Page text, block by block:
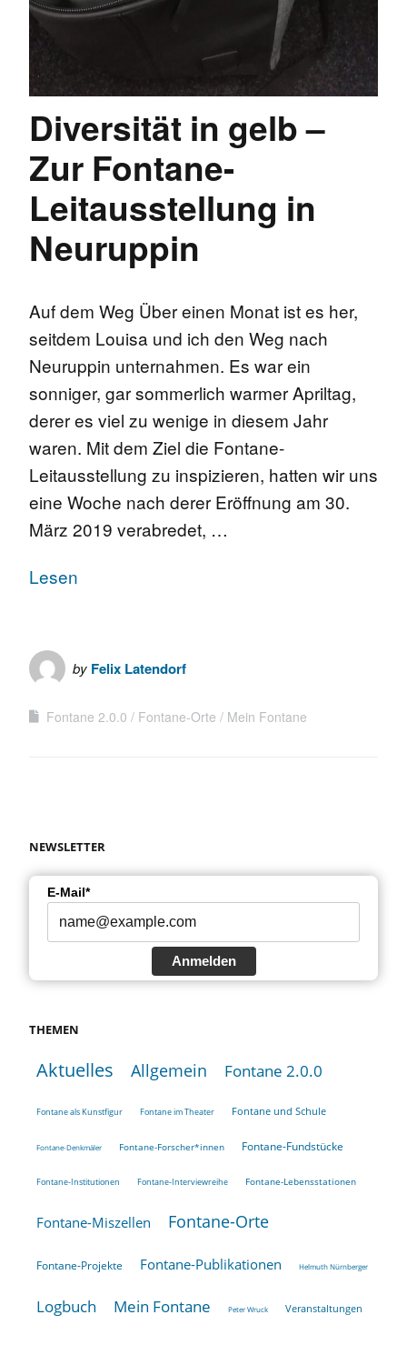
Diversität in gelb –
Zur Fontane-
Leitausstellung in
Neuruppin
Auf dem Weg Über einen Monat ist es her,
seitdem Louisa und ich den Weg nach
Neuruppin unternahmen. Es war ein
sonniger, gar sommerlich warmer Apriltag,
derer es viel zu wenige in diesem Jahr
waren. Mit dem Ziel die Fontane-
Leitausstellung zu inspizieren, hatten wir uns
eine Woche nach derer Eröffnung am 30.
März 2019 verabredet, …
Lesen
by Felix Latendorf
Fontane 2.0.0 Fontane-Orte Mein Fontane
NEWSLETTER
E-Mail*
Anmelden
THEMEN
Aktuelles Allgemein Fontane 2.0.0
Fontane als Kunstfigur Fontane im Theater Fontane und Schule
Fontane-Denkmäler Fontane-Forscher*innen Fontane-Fundstücke
Fontane-Institutionen Fontane-Interviewreihe Fontane-Lebensstationen
Fontane-Miszellen Fontane-Orte
Fontane-Projekte Fontane-Publikationen Helmuth Nürnberger
Logbuch Mein Fontane Peter Wruck Veranstaltungen